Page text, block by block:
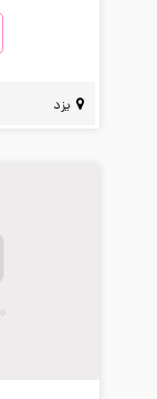
یزد